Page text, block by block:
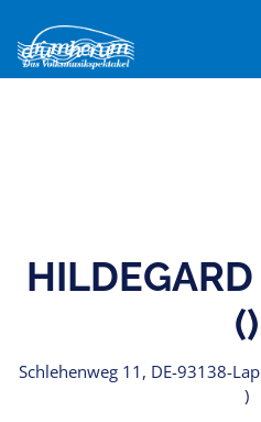
()
Schlehenweg 11, DE-93138-
)